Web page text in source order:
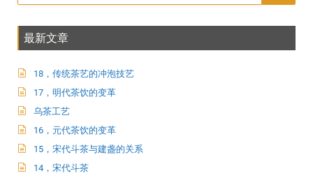
最新文章
18，传统茶艺的冲泡技艺
17，明代茶饮的变革
乌茶工艺
16，元代茶饮的变革
15，宋代斗茶与建盏的关系
14，宋代斗茶